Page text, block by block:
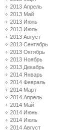
2013 Апрель
2013 Май
2013 Июнь
2013 Июль
2013 Август
2013 Сентябрь
2013 Октябрь
2013 Ноябрь
2013 Декабрь
2014 Январь
2014 Февраль
2014 Март
2014 Апрель
2014 Май
2014 Июнь
2014 Июль
2014 Август